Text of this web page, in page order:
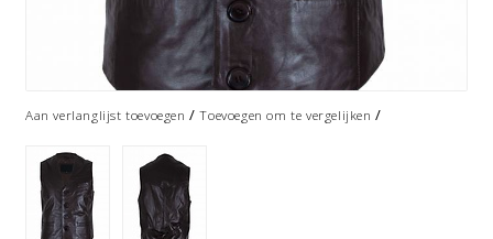
Aan verlanglijst toevoegen /Toevoegen om te vergelijken /